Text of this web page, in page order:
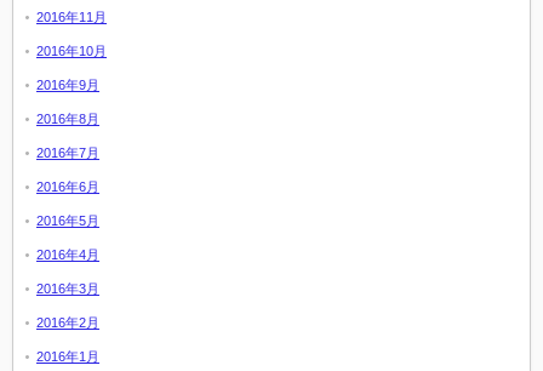
2016年11月
2016年10月
2016年9月
2016年8月
2016年7月
2016年6月
2016年5月
2016年4月
2016年3月
2016年2月
2016年1月